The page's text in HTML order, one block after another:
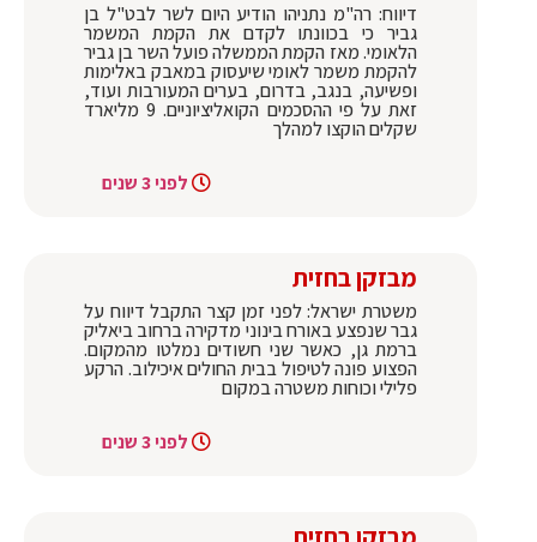
דיווח: רה"מ נתניהו הודיע היום לשר לבט"ל בן
גביר כי בכוונתו לקדם את הקמת המשמר
הלאומי. מאז הקמת הממשלה פועל השר בן גביר
להקמת משמר לאומי שיעסוק במאבק באלימות
ופשיעה, בנגב, בדרום, בערים המעורבות ועוד,
זאת על פי ההסכמים הקואליציוניים. 9 מליארד
שקלים הוקצו למהלך
לפני 3 שנים
מבזקן בחזית
משטרת ישראל: לפני זמן קצר התקבל דיווח על
גבר שנפצע באורח בינוני מדקירה ברחוב ביאליק
ברמת גן, כאשר שני חשודים נמלטו מהמקום.
הפצוע פונה לטיפול בבית החולים איכילוב. הרקע
פלילי וכוחות משטרה במקום
לפני 3 שנים